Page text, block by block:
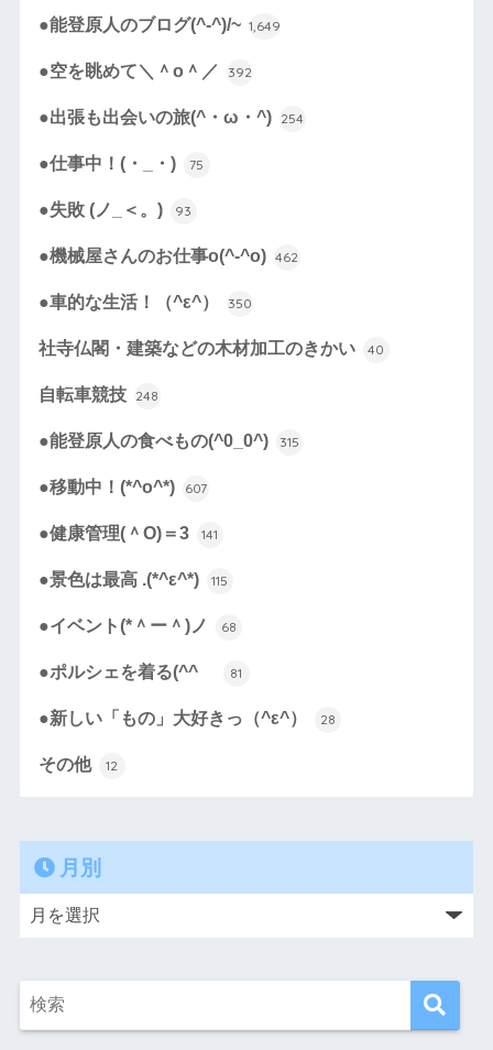
●能登原人のブログ(^-^)/~ 1,649
●空を眺めて＼＾o＾／ 392
●出張も出会いの旅(^・ω・^) 254
●仕事中！(・_・) 75
●失敗 (ノ_＜。) 93
●機械屋さんのお仕事o(^-^o) 462
●車的な生活！（^ε^） 350
社寺仏閣・建築などの木材加工のきかい 40
自転車競技 248
●能登原人の食べもの(^0_0^) 315
●移動中！(*^o^*) 607
●健康管理(＾O)＝3 141
●景色は最高 .(*^ε^*) 115
●イベント(*＾ー＾)ノ 68
●ポルシェを着る(^^ゞ 81
●新しい「もの」大好きっ（^ε^） 28
その他 12
月別